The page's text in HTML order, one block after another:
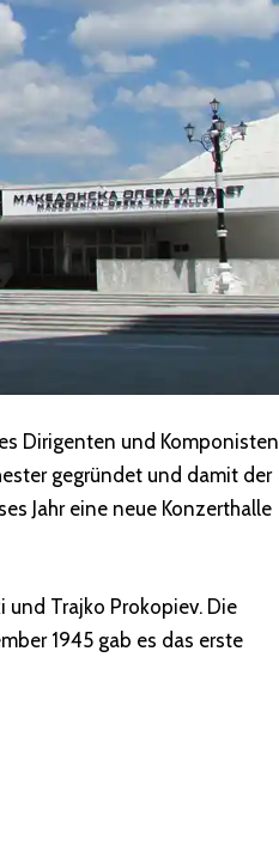
Dirigenten und Komponisten
gegründet und damit der
Jahr eine neue Konzerthalle
Trajko Prokopiev. Die
1945 gab es das erste